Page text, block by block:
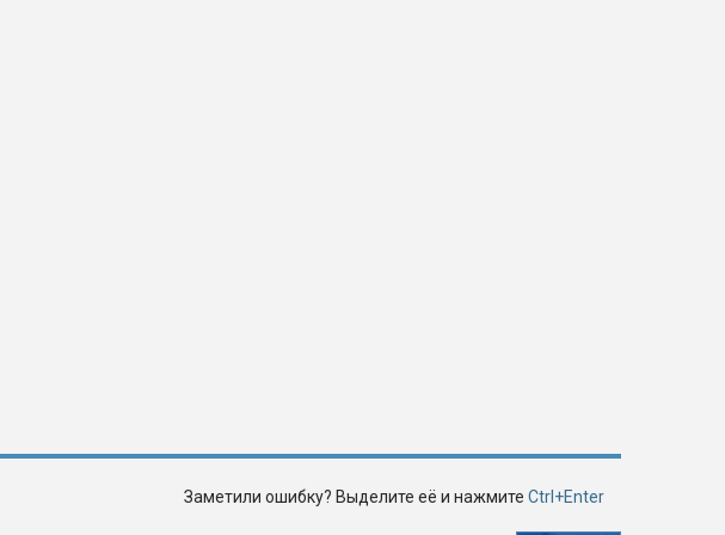
Заметили ошибку? Выделите её и нажмите Ctrl+Enter